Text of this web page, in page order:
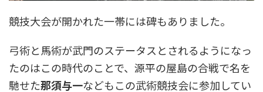
競技大会が開かれた一帯には碑もありました。
弓術と馬術が武門のステータスとされるようになっ
たのはこの時代のことで、源平の屋島の合戦で名を
馳せた那須与一などもこの武術競技会に参加してい